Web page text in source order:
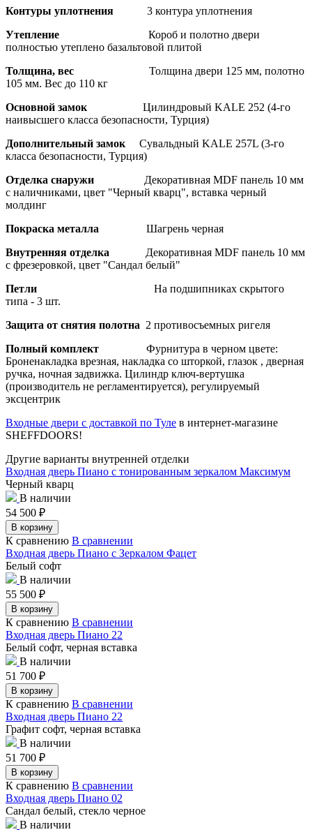
Контуры уплотнения 3 контура уплотнения
Утепление Короб и полотно двери
полностью утеплено базальтовой плитой
Толщина, вес Толщина двери 125 мм, полотно
105 мм. Вес до 110 кг
Основной замок Цилиндровый KALE 252 (4-го
наивысшего класса безопасности, Турция)
Дополнительный замок Сувальдный KALE 257L (3-го
класса безопасности, Турция)
Отделка снаружи Декоративная MDF панель 10 мм
с наличниками, цвет "Черный кварц", вставка черный
молдинг
Покраска металла Шагрень черная
Внутренняя отделка Декоративная MDF панель 10 мм
с фрезеровкой, цвет "Сандал белый"
Петли На подшипниках скрытого
типа - 3 шт.
Защита от снятия полотна 2 противосъемных ригеля
Полный комплект Фурнитура в черном цвете:
Броненакладка врезная, накладка со шторкой, глазок , дверная
ручка, ночная задвижка. Цилиндр ключ-вертушка
(производитель не регламентируется), регулируемый
эксцентрик
Входные двери с доставкой по Туле в интернет-магазине
SHEFFDOORS!
Другие варианты внутренней отделки
Входная дверь Пиано с тонированным зеркалом Максимум
Черный кварц
В наличии
54 500 ₽
В корзину
К сравнению В сравнении
Входная дверь Пиано с Зеркалом Фацет
Белый софт
В наличии
55 500 ₽
В корзину
К сравнению В сравнении
Входная дверь Пиано 22
Белый софт, черная вставка
В наличии
51 700 ₽
В корзину
К сравнению В сравнении
Входная дверь Пиано 22
Графит софт, черная вставка
В наличии
51 700 ₽
В корзину
К сравнению В сравнении
Входная дверь Пиано 02
Сандал белый, стекло черное
В наличии